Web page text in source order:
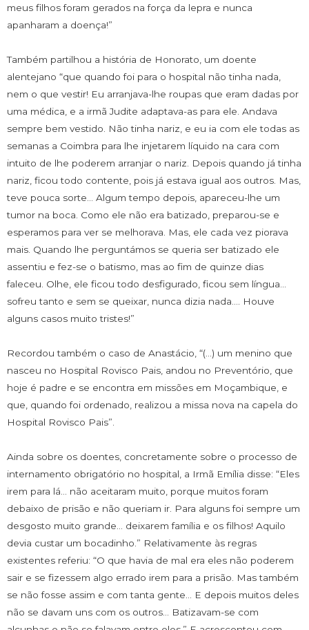
meus filhos foram gerados na força da lepra e nunca
apanharam a doença!”
Também partilhou a história de Honorato, um doente
alentejano “que quando foi para o hospital não tinha nada,
nem o que vestir! Eu arranjava-lhe roupas que eram dadas por
uma médica, e a irmã Judite adaptava-as para ele. Andava
sempre bem vestido. Não tinha nariz, e eu ia com ele todas as
semanas a Coimbra para lhe injetarem líquido na cara com
intuito de lhe poderem arranjar o nariz. Depois quando já tinha
nariz, ficou todo contente, pois já estava igual aos outros. Mas,
teve pouca sorte… Algum tempo depois, apareceu-lhe um
tumor na boca. Como ele não era batizado, preparou-se e
esperamos para ver se melhorava. Mas, ele cada vez piorava
mais. Quando lhe perguntámos se queria ser batizado ele
assentiu e fez-se o batismo, mas ao fim de quinze dias
faleceu. Olhe, ele ficou todo desfigurado, ficou sem língua…
sofreu tanto e sem se queixar, nunca dizia nada…. Houve
alguns casos muito tristes!”
Recordou também o caso de Anastácio, “(…) um menino que
nasceu no Hospital Rovisco Pais, andou no Preventório, que
hoje é padre e se encontra em missões em Moçambique, e
que, quando foi ordenado, realizou a missa nova na capela do
Hospital Rovisco Pais”.
Ainda sobre os doentes, concretamente sobre o processo de
internamento obrigatório no hospital, a Irmã Emília disse: “Eles
irem para lá… não aceitaram muito, porque muitos foram
debaixo de prisão e não queriam ir. Para alguns foi sempre um
desgosto muito grande… deixarem família e os filhos! Aquilo
devia custar um bocadinho.” Relativamente às regras
existentes referiu: “O que havia de mal era eles não poderem
sair e se fizessem algo errado irem para a prisão. Mas também
se não fosse assim e com tanta gente… E depois muitos deles
não se davam uns com os outros… Batizavam-se com